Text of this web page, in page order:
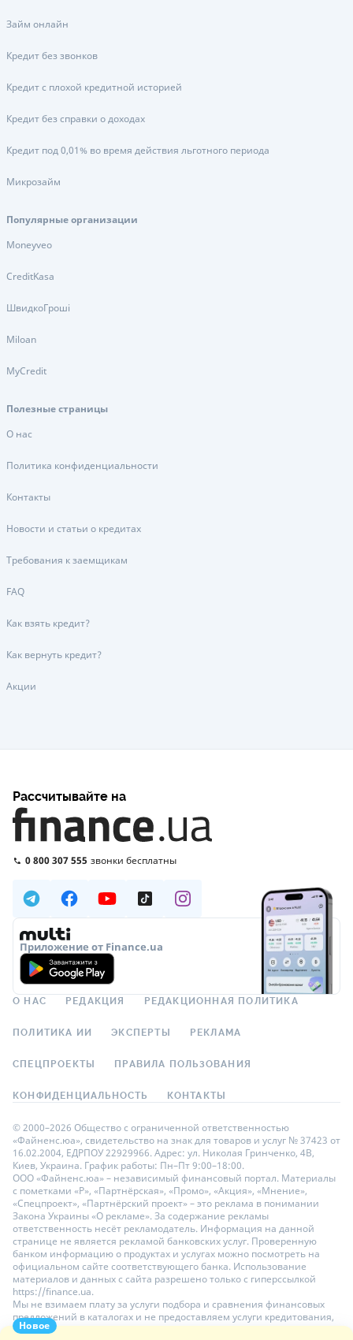
Новое
Займ онлайн
Кредит без звонков
Кредит с плохой кредитной историей
Кредит без справки о доходах
Кредит под 0,01% во время действия льготного периода
Микрозайм
Популярные организации
Moneyveo
CreditKasa
ШвидкоГроші
Miloan
MyCredit
Полезные страницы
О нас
Политика конфиденциальности
Контакты
Новости и статьи о кредитах
Требования к заемщикам
FAQ
Как взять кредит?
Как вернуть кредит?
Акции
Рассчитывайте на
0 800 307 555 звонки бесплатны
Приложение от Finance.ua
О НАС РЕДАКЦИЯ РЕДАКЦИОННАЯ ПОЛИТИКА
ПОЛИТИКА ИИ ЭКСПЕРТЫ РЕКЛАМА
СПЕЦПРОЕКТЫ ПРАВИЛА ПОЛЬЗОВАНИЯ
КОНФИДЕНЦИАЛЬНОСТЬ КОНТАКТЫ
© 2000–2026 Общество с ограниченной ответственностью
«Файненс.юа», свидетельство на знак для товаров и услуг № 37423 от
16.02.2004, ЕДРПОУ 22929966. Адрес: ул. Николая Гринченко, 4В,
Киев, Украина. График работы: Пн–Пт 9:00–18:00.
ООО «Файненс.юа» – независимый финансовый портал. Материалы
с пометками «Р», «Партнёрская», «Промо», «Акция», «Мнение»,
«Спецпроект», «Партнёрский проект» – это реклама в понимании
Закона Украины «О рекламе». За содержание рекламы
ответственность несёт рекламодатель. Информация на данной
странице не является рекламой банковских услуг. Проверенную
банком информацию о продуктах и услугах можно посмотреть на
официальном сайте соответствующего банка. Использование
материалов и данных с сайта разрешено только с гиперссылкой
https://finance.ua.
Мы не взимаем плату за услуги подбора и сравнения финансовых
предложений в каталогах и не предоставляем услуги кредитования,
размещения депозитов и страхования. Ваши личные данные на